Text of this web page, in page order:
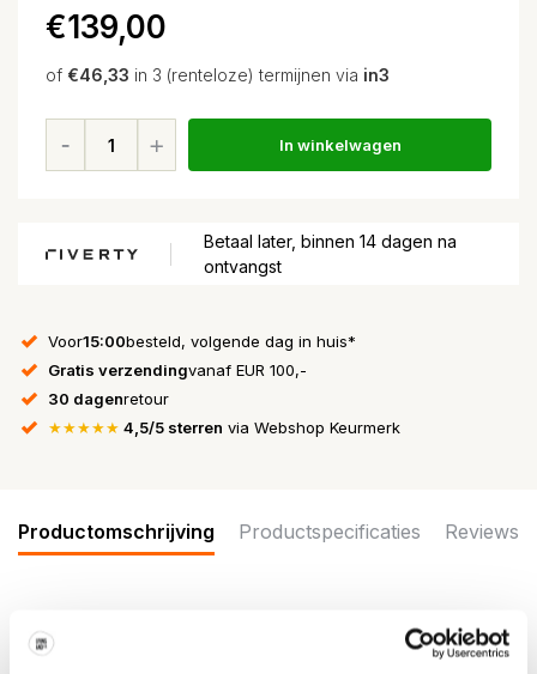
€139,00
of €46,33 in 3 (renteloze) termijnen via in3
In winkelwagen
Betaal later, binnen 14 dagen na
ontvangst
Voor15:00besteld, volgende dag in huis*
Gratis verzendingvanaf EUR 100,-
30 dagenretour
★★★★★ 4,5/5 sterren via Webshop Keurmerk
Productomschrijving Productspecificaties Reviews
De Bloomingville Arvid tafellamp is gemaakt van aardewerk en
heeft een decoratief ontwerp met een glanzende donkerrode kap